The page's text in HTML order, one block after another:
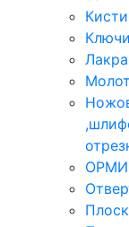
Кисти
Ключи
Лакра